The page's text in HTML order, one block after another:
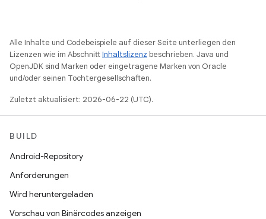
Alle Inhalte und Codebeispiele auf dieser Seite unterliegen den
Lizenzen wie im AbschnittInhaltslizenz beschrieben. Java und
OpenJDK sind Marken oder eingetragene Marken von Oracle
und/oder seinen Tochtergesellschaften.
Zuletzt aktualisiert: 2026-06-22 (UTC).
BUILD
Android-Repository
Anforderungen
Wird heruntergeladen
Vorschau von Binärcodes anzeigen